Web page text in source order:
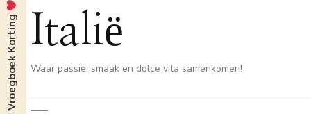
Italië
Waar passie, smaak en dolce vita samenkomen!
Vroegboek Korting